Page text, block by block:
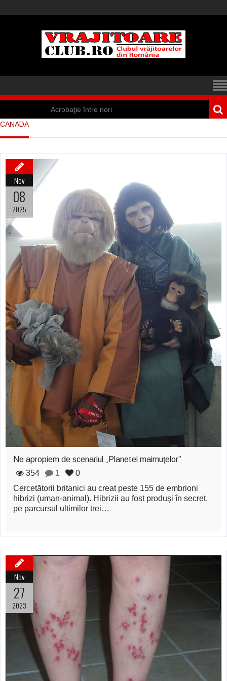
Acrobaţie între nori
Marea vânătoare
Suedia
Vrăjitoare
zburătoare în Mexic
Magia în Thailanda
Madona lacrimilor
din Siracusa
(Silcilia)
Uimitoarea viaţă a
Teresei Neumann
Derba, un oraş
misterios vizitat şi
de sfântul Petre
Vrăjitorul Merlin şi
regele Arthur
Şi-a vândut soţia
pentru un ritual de
magie neagră
CANADA
Nov
08
2025
Ne apropiem de scenariul „Planetei maimuţelor”
354
1
0
Cercetătorii britanici au creat peste 155 de embrioni
hibrizi (uman-animal). Hibrizii au fost produşi în secret,
pe parcursul ultimilor trei…
Nov
27
2023